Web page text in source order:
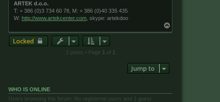
ARTEK d.o.o.
T: + 386 (0)3 734 60 78, M: + 386 (0)40 335 435
W: http://www.artekcenter.com, skype: artekdoo
o
Locked
2 posts • Page 1of 1
Jump to
WHO IS ONLINE
Users browsing this forum: No registered users and 1 guest